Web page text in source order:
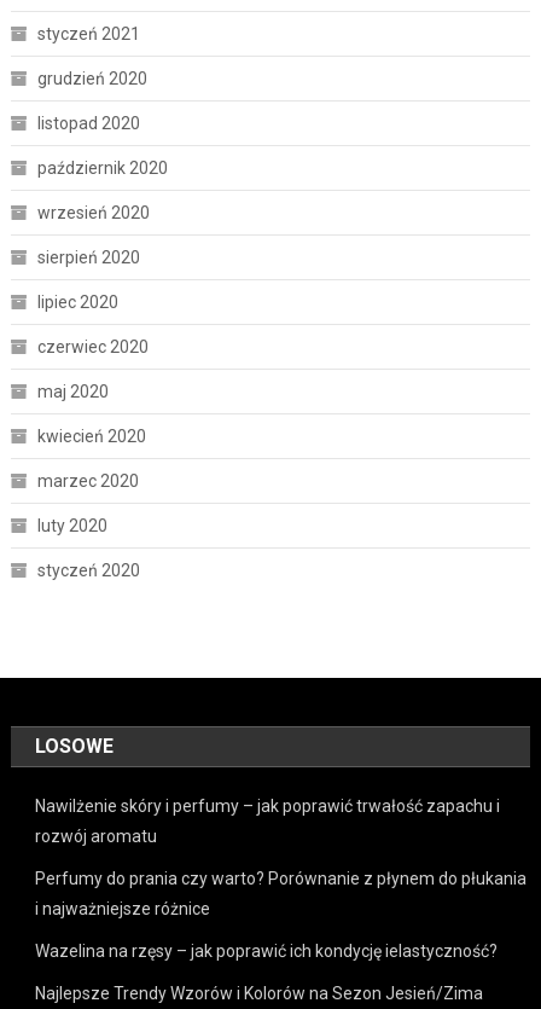
styczeń 2021
grudzień 2020
listopad 2020
październik 2020
wrzesień 2020
sierpień 2020
lipiec 2020
czerwiec 2020
maj 2020
kwiecień 2020
marzec 2020
luty 2020
styczeń 2020
LOSOWE
Nawilżenie skóry i perfumy – jak poprawić trwałość zapachu i
rozwój aromatu
Perfumy do prania czy warto? Porównanie z płynem do płukania
i najważniejsze różnice
Wazelina na rzęsy – jak poprawić ich kondycję ielastyczność?
Najlepsze Trendy Wzorów i Kolorów na Sezon Jesień/Zima